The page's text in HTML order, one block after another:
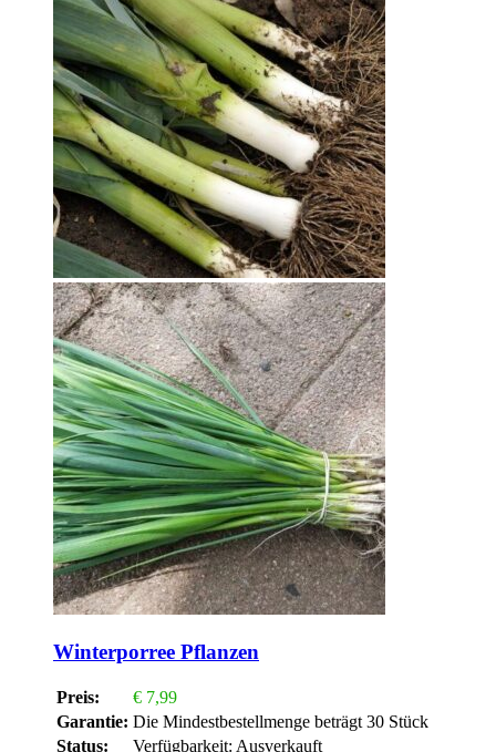
Winterporree Pflanzen
Preis: € 7,99
Garantie: Die Mindestbestellmenge beträgt 30 Stück
Status:
Verfügbarkeit: Ausverkauft